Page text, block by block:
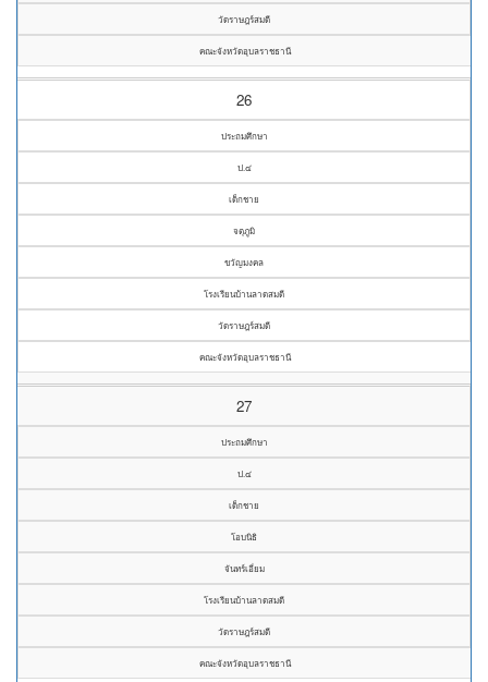
วัดราษฎร์สมดี
คณะจังหวัดอุบลราชธานี
26
ประถมศึกษา
ป.๔
เด็กชาย
จตุภูมิ
ขวัญมงคล
โรงเรียนบ้านลาดสมดี
วัดราษฎร์สมดี
คณะจังหวัดอุบลราชธานี
27
ประถมศึกษา
ป.๔
เด็กชาย
โอบนิธิ
จันทร์เอี่ยม
โรงเรียนบ้านลาดสมดี
วัดราษฎร์สมดี
คณะจังหวัดอุบลราชธานี